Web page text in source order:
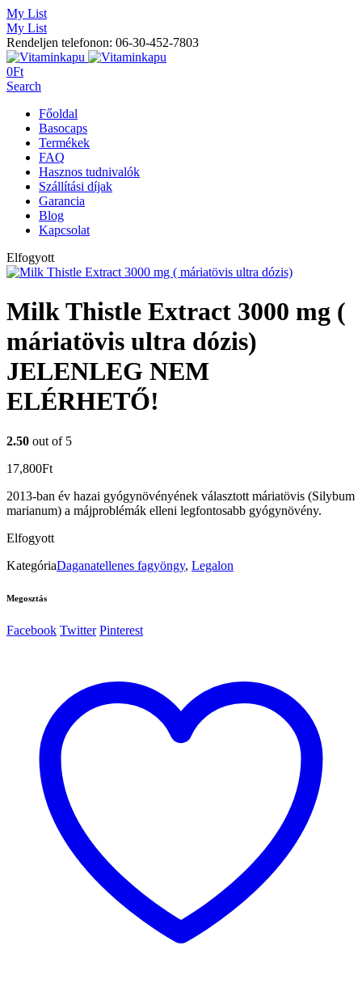
My List
My List
Rendeljen telefonon: 06-30-452-7803
0Ft
Search
Főoldal
Basocaps
Termékek
FAQ
Hasznos tudnivalók
Szállítási díjak
Garancia
Blog
Kapcsolat
Elfogyott
Milk Thistle Extract 3000 mg (
máriatövis ultra dózis)
JELENLEG NEM
ELÉRHETŐ!
2.50 out of 5
17,800Ft
2013-ban év hazai gyógynövényének választott máriatövis (Silybum
marianum) a májproblémák elleni legfontosabb gyógynövény.
Elfogyott
KategóriaDaganatellenes fagyöngy, Legalon
Megosztás
Facebook Twitter Pinterest